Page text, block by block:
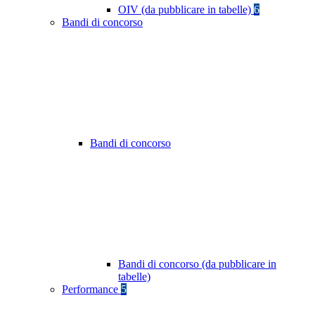
OIV (da pubblicare in tabelle) 6
Bandi di concorso
Bandi di concorso
Bandi di concorso (da pubblicare in
tabelle)
Performance 5